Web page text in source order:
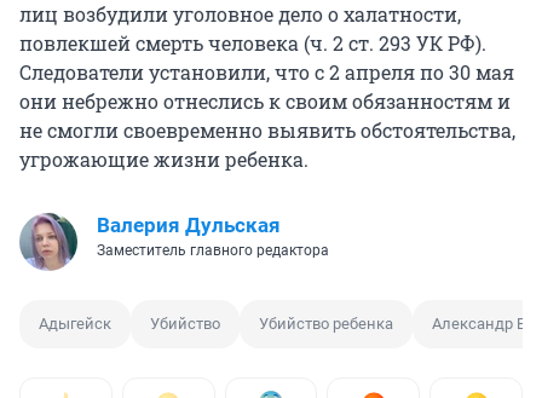
лиц возбудили уголовное дело о халатности,
повлекшей смерть человека (ч. 2 ст. 293 УК РФ).
Следователи установили, что с 2 апреля по 30 мая
они небрежно отнеслись к своим обязанностям и
не смогли своевременно выявить обстоятельства,
угрожающие жизни ребенка.
Валерия Дульская
Заместитель главного редактора
Адыгейск Убийство Убийство ребенка Александр